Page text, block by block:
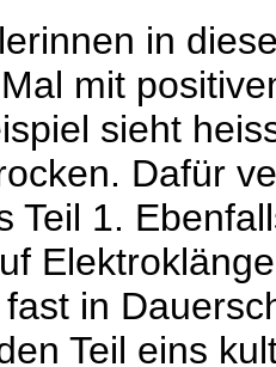
in
mit
sieht
Dafür
Teil 1.
in
Teil eins